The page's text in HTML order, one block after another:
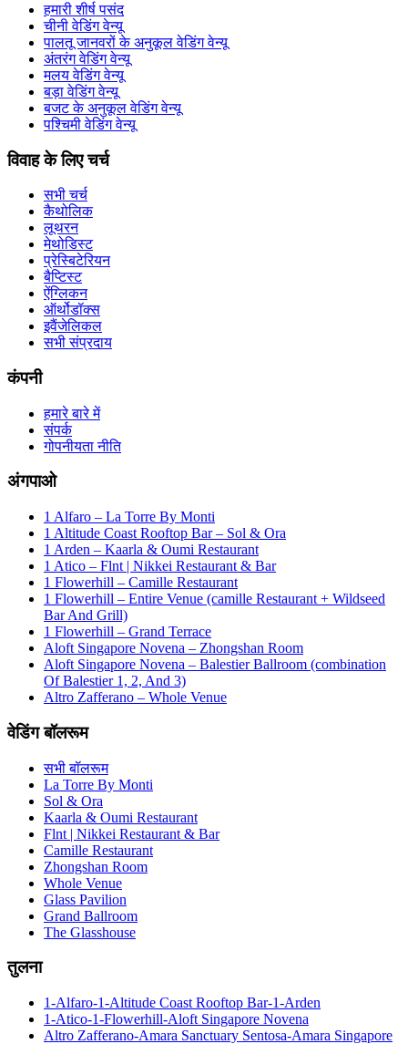
हमारी शीर्ष पसंद
चीनी वेडिंग वेन्यू
पालतू जानवरों के अनुकूल वेडिंग वेन्यू
अंतरंग वेडिंग वेन्यू
मलय वेडिंग वेन्यू
बड़ा वेडिंग वेन्यू
बजट के अनुकूल वेडिंग वेन्यू
पश्चिमी वेडिंग वेन्यू
विवाह के लिए चर्च
सभी चर्च
कैथोलिक
लूथरन
मेथोडिस्ट
प्रेस्बिटेरियन
बैप्टिस्ट
ऐंग्लिकन
ऑर्थोडॉक्स
इवैंजेलिकल
सभी संप्रदाय
कंपनी
हमारे बारे में
संपर्क
गोपनीयता नीति
अंगपाओ
1 Alfaro – La Torre By Monti
1 Altitude Coast Rooftop Bar – Sol & Ora
1 Arden – Kaarla & Oumi Restaurant
1 Atico – Flnt | Nikkei Restaurant & Bar
1 Flowerhill – Camille Restaurant
1 Flowerhill – Entire Venue (camille Restaurant + Wildseed
Bar And Grill)
1 Flowerhill – Grand Terrace
Aloft Singapore Novena – Zhongshan Room
Aloft Singapore Novena – Balestier Ballroom (combination
Of Balestier 1, 2, And 3)
Altro Zafferano – Whole Venue
वेडिंग बॉलरूम
सभी बॉलरूम
La Torre By Monti
Sol & Ora
Kaarla & Oumi Restaurant
Flnt | Nikkei Restaurant & Bar
Camille Restaurant
Zhongshan Room
Whole Venue
Glass Pavilion
Grand Ballroom
The Glasshouse
तुलना
1-Alfaro-1-Altitude Coast Rooftop Bar-1-Arden
1-Atico-1-Flowerhill-Aloft Singapore Novena
Altro Zafferano-Amara Sanctuary Sentosa-Amara Singapore